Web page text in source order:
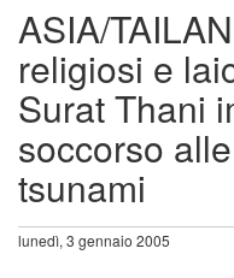
ASIA/
religiosi e
Surat Thani
soccorso
tsunami
lunedì, 3 gennaio 2005